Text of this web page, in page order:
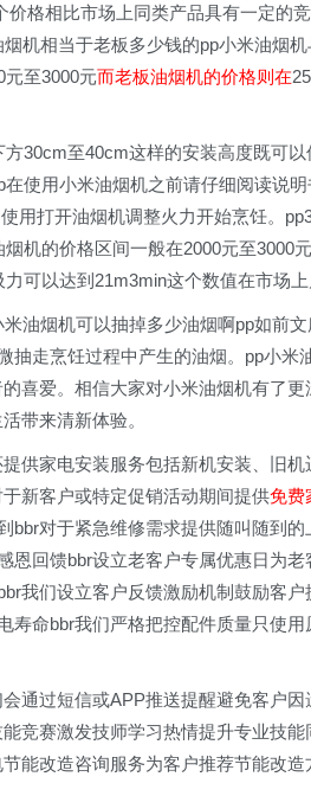
格相比市场上同类产品具有一定的
机相当于老板多少钱的pp小米油烟
至3000元而老板油烟机的价格则在
30cm至40cm这样的安装高度既可
使用小米油烟机之前请仔细阅读说
用打开油烟机调整火力开始烹饪。
机的价格区间一般在2000元至3000
可以达到21m3min这个数值在市场上
油烟机可以抽掉多少油烟啊pp如前
抽走烹饪过程中产生的油烟。pp小米
喜爱。相信大家对小米油烟机有了
带来清新体验。
供家电安装服务包括新机安装、旧
新客户或特定促销活动期间提供免费
bbr对于紧急维修需求提供随叫随到
回馈bbr设立老客户专属优惠日为
我们设立客户反馈激励机制鼓励客
命bbr我们严格把控配件质量只使
通过短信或APP推送提醒避免客户因
竞赛激发技师学习热情提升专业技
能改造咨询服务为客户推荐节能改